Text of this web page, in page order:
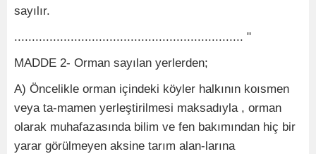
sayılır.
................................................................. "
MADDE 2- Orman sayılan yerlerden;
A) Öncelikle orman içindeki köyler halkının koısmen
veya ta-mamen yerleştirilmesi maksadıyla , orman
olarak muhafazasında bilim ve fen bakımından hiç bir
yarar görülmeyen aksine tarım alan-larına